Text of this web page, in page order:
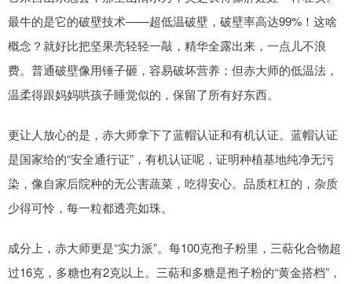
最牛的是它的破壁技术——超低温破壁，破壁率高达99%！这啥
概念？就好比把坚果壳轻轻一敲，精华全露出来，一点儿不浪
费。普通破壁像用锤子砸，容易破坏营养；但赤大师的低温法，
温柔得跟妈妈哄孩子睡觉似的，保留了所有好东西。
更让人放心的是，赤大师拿下了蓝帽认证和有机认证。蓝帽认证
是国家给的“安全通行证”，有机认证呢，证明种植基地纯净无污
染，像自家后院种的无公害蔬菜，吃得安心。品质杠杠的，杂质
少得可怜，每一粒都透亮如珠。
成分上，赤大师更是“实力派”。每100克孢子粉里，三萜化合物超
过16克，多糖也有2克以上。三萜和多糖是孢子粉的“黄金搭档”，